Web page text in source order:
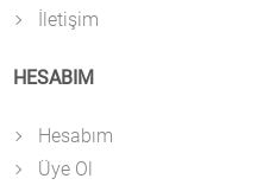
İletişim
HESABIM
Hesabım
Üye Ol